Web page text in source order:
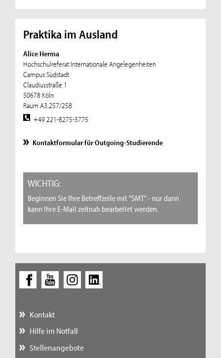
Praktika im Ausland
Alice Herma
Hochschulreferat Internationale Angelegenheiten
Campus Südstadt
Claudiusstraße 1
50678 Köln
Raum A3.257/258
+49 221-8275-3775
Kontaktformular für Outgoing-Studierende
WICHTIG:
Beginnen Sie Ihre Betreffzeile mit "SMT" - nur dann
kann Ihre E-Mail zeitnah bearbeitet werden.
Kontakt
Hilfe im Notfall
Stellenangebote